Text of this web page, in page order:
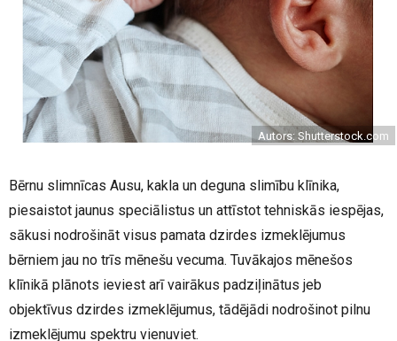
Autors: Shutterstock.com
Bērnu slimnīcas Ausu, kakla un deguna slimību klīnika,
piesaistot jaunus speciālistus un attīstot tehniskās iespējas,
sākusi nodrošināt visus pamata dzirdes izmeklējumus
bērniem jau no trīs mēnešu vecuma. Tuvākajos mēnešos
klīnikā plānots ieviest arī vairākus padziļinātus jeb
objektīvus dzirdes izmeklējumus, tādējādi nodrošinot pilnu
izmeklējumu spektru vienuviet.